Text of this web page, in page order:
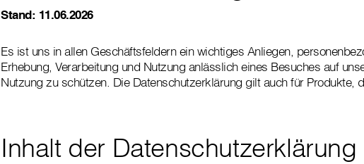
Stand: 11.06.2026
Es ist uns in allen Geschäftsfeldern ein wichtiges Anliegen,
Erhebung, Verarbeitung und Nutzung anlässlich eines Besuches auf
Nutzung zu schützen. Die Datenschutzerklärung gilt auch für Produkte,
Inhalt der Datenschutzerklärung